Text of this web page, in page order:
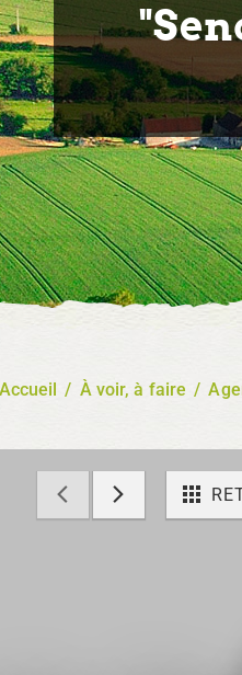
Accueil / À voir, à faire /